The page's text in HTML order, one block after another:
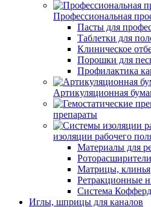
Профессиональная
Пасты для
Таблетки для
Клиническое
Порошки для
Профилактика
Артикуляционная
препараты
изоляции рабочего
Материалы для
Роторасширители
Матрицы, клинья
Ретракционные
Система
Иглы, шприцы для каналов